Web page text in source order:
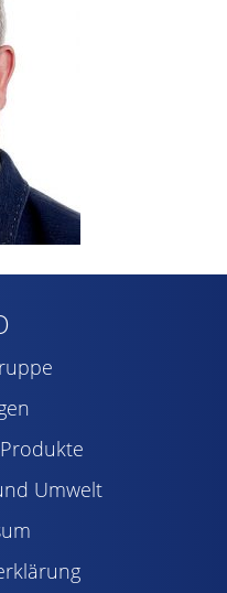
Umwelt